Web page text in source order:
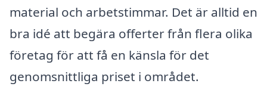
material och arbetstimmar. Det är alltid en
bra idé att begära offerter från flera olika
företag för att få en känsla för det
genomsnittliga priset i området.